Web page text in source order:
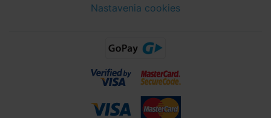
Nastavenia cookies